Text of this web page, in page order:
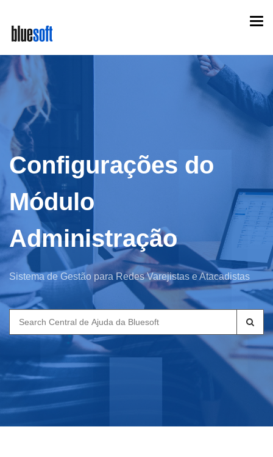
main
content
Configurações do
Módulo
Administração
Sistema de Gestão para Redes Varejistas e Atacadistas
Search
for: